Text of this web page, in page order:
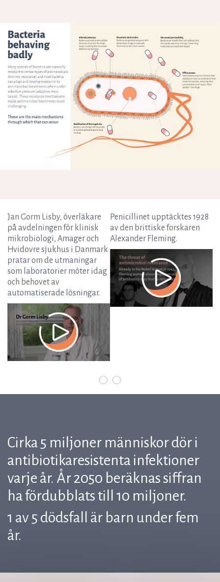
Jan Gorm Lisby, överläkare
på avdelningen för klinisk
mikrobiologi, Amager och
Hvidovre sjukhus i Danmark
pratar om de utmaningar
som laboratorier möter idag
och behovet av
automatiserade lösningar.
Penicillinet upptäcktes 1928
av den brittiske forskaren
Alexander Fleming.
Cirka 5 miljoner människor dör i
antibiotikaresistenta infektioner
varje år. År 2050 beräknas siffran
ha fördubblats till 10 miljoner.
1 av 5 dödsfall är barn under fem
år.